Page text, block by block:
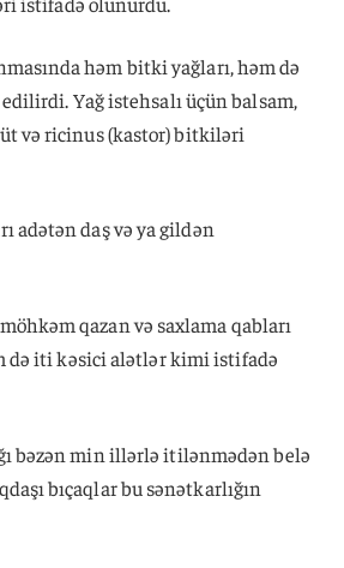
həm bitki yağları, həm də
Yağ istehsalı üçün balsam,
və ricinus (kastor) bitkiləri
adətən daş və ya gildən
qazan və saxlama qabları
də iti kəsici alətlər kimi istifadə
bəzən min illərlə itilənmədən belə
bıçaqlar bu sənətkarlığın